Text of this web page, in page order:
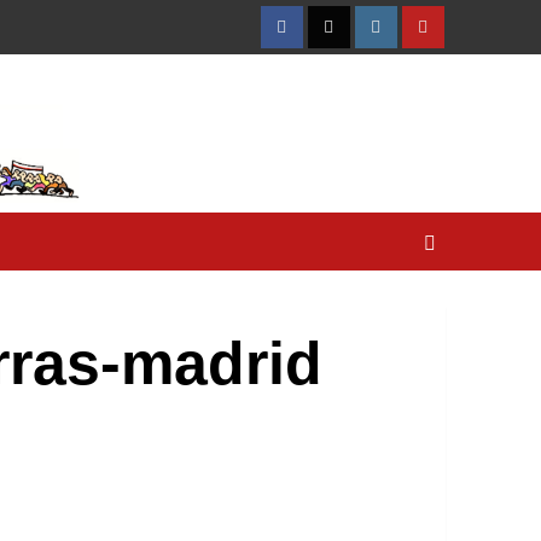
FacebookTwitterInstagramYouTube
madrid